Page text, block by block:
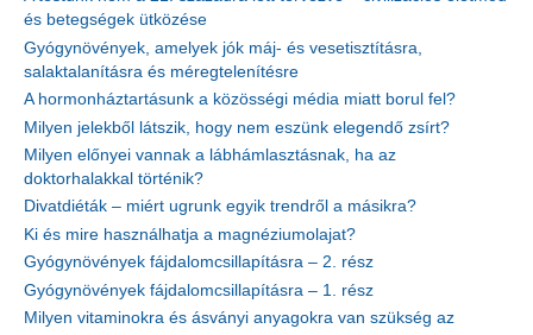
és betegségek ütközése
Gyógynövények, amelyek jók máj- és vesetisztításra,
salaktalanításra és méregtelenítésre
A hormonháztartásunk a közösségi média miatt borul fel?
Milyen jelekből látszik, hogy nem eszünk elegendő zsírt?
Milyen előnyei vannak a lábhámlasztásnak, ha az
doktorhalakkal történik?
Divatdiéták – miért ugrunk egyik trendről a másikra?
Ki és mire használhatja a magnéziumolajat?
Gyógynövények fájdalomcsillapításra – 2. rész
Gyógynövények fájdalomcsillapításra – 1. rész
Milyen vitaminokra és ásványi anyagokra van szükség az